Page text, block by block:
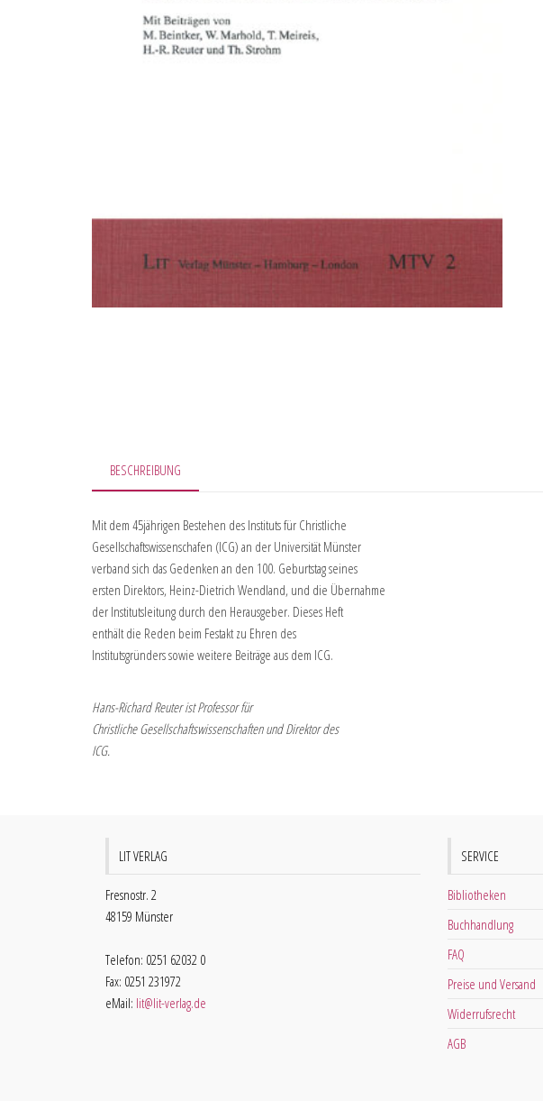
BESCHREIBUNG
Mit dem 45jährigen Bestehen des Instituts für Christliche
Gesellschaftswissenschafen (ICG) an der Universität Münster
verband sich das Gedenken an den 100. Geburtstag seines
ersten Direktors, Heinz-Dietrich Wendland, und die Übernahme
der Institutsleitung durch den Herausgeber. Dieses Heft
enthält die Reden beim Festakt zu Ehren des
Institutsgründers sowie weitere Beiträge aus dem ICG.
Hans-Richard Reuter ist Professor für
Christliche Gesellschaftswissenschaften und Direktor des
ICG.
LIT VERLAG
Fresnostr. 2
48159 Münster
Telefon: 0251 62032 0
Fax: 0251 231972
eMail: lit@lit-verlag.de
SERVICE
Bibliotheken
Buchhandlung
FAQ
Preise und Versand
Widerrufsrecht
AGB